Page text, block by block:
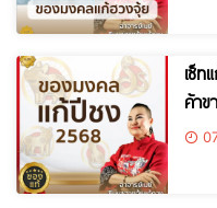
เซ็ท
ค้าข